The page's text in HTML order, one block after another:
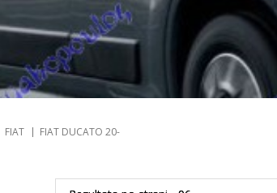
FIAT FIAT DUCATO 20-